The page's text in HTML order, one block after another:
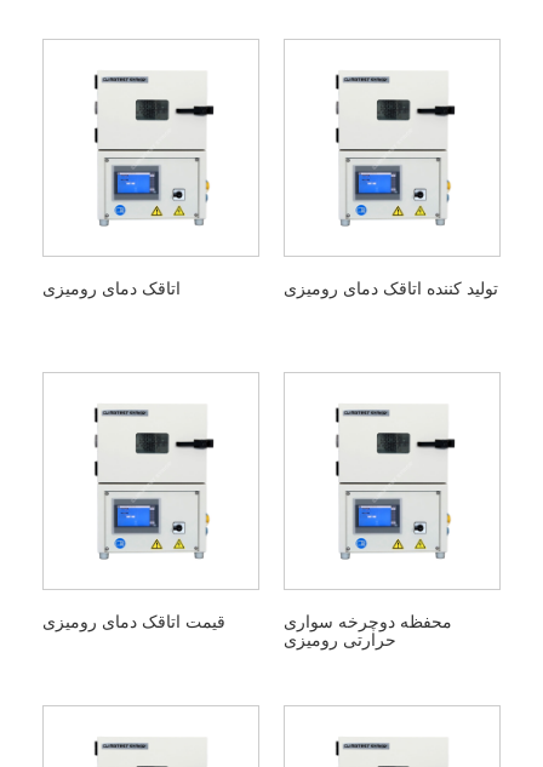
اتاقک دمای رومیزی تولید کننده اتاقک دمای رومیزی
قیمت اتاقک دمای رومیزی
محفظه دوچرخه سواری
حرارتی رومیزی